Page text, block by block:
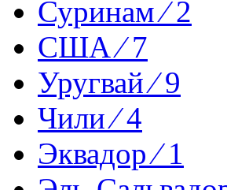
Суринам ⁄ 2
США ⁄ 7
Уругвай ⁄ 9
Чили ⁄ 4
Эквадор ⁄ 1